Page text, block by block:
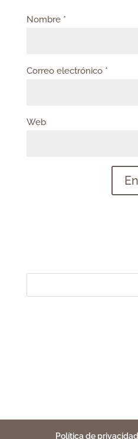
Nombre *
Correo electrónico *
Web
Política de privacidad